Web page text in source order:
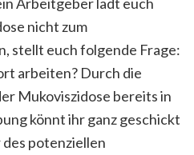
nicht zum
stellt euch folgende Frage:
arbeiten? Durch die
Mukoviszidose bereits in
könnt ihr ganz geschickt
potenziellen